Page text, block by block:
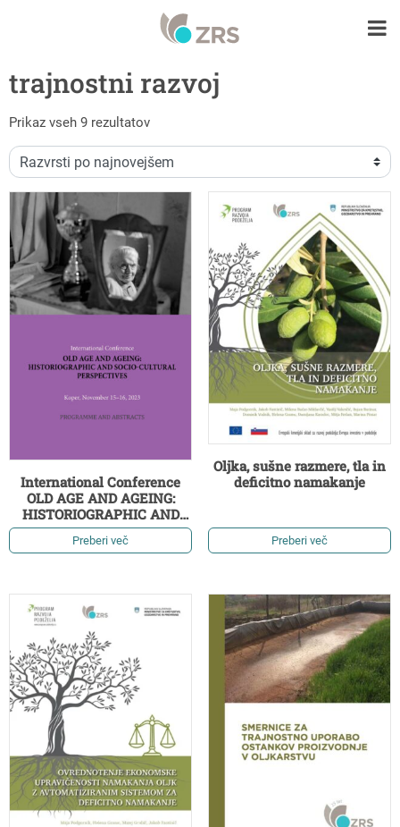
trajnostni razvoj
Prikaz vseh 9 rezultatovRazvrščeno po datumu
International Conference
OLD AGE AND AGEING:
HISTORIOGRAPHIC AND
SOCIO-CULTURAL
PERSPECTIVES
Preberi več
Oljka, sušne razmere, tla in
deficitno namakanje
Preberi več